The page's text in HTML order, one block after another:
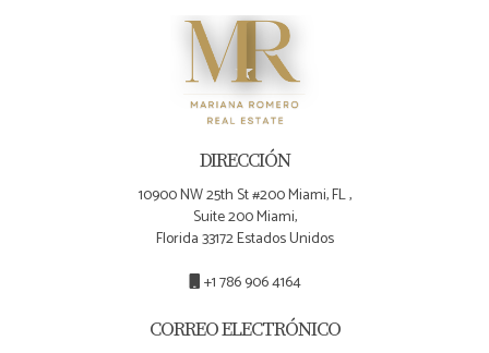
seminarios locales donde puedes aprender sobre cómo
integrar estas tecnologías en tus estrategias
DIRECCIÓN
10900 NW 25th St #200 Miami, FL ,
Suite 200 Miami,
Florida 33172 Estados Unidos
+1 786 906 4164
CORREO ELECTRÓNICO